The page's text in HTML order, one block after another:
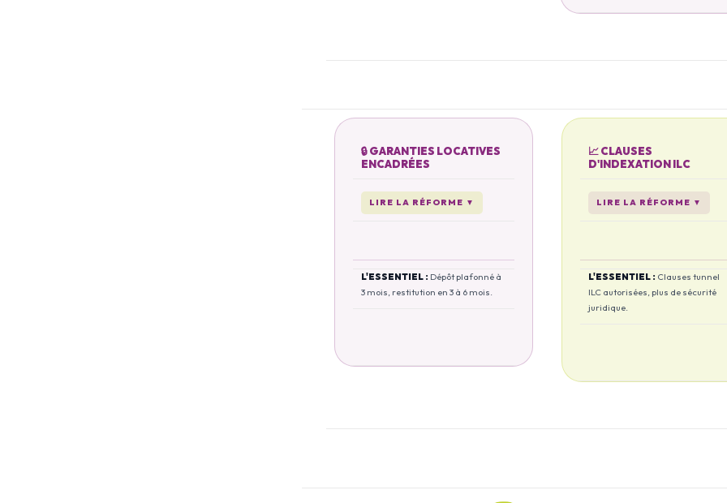
🔒 GARANTIES LOCATIVES
ENCADRÉES
LIRE LA RÉFORME ▼
L'ESSENTIEL : Dépôt plafonné à
3 mois, restitution en 3 à 6 mois.
📈 CLAUSES
D'INDEXATION ILC
LIRE LA RÉFORME ▼
L'ESSENTIEL : Clauses tunnel
ILC autorisées, plus de sécurité
juridique.